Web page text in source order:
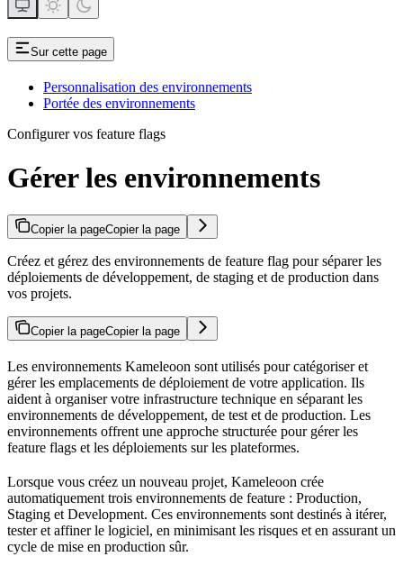
Sur cette page
Personnalisation des environnements
Portée des environnements
Configurer vos feature flags
Gérer les environnements
Copier la pageCopier la page
Créez et gérez des environnements de feature flag pour séparer les
déploiements de développement, de staging et de production dans
vos projets.
Copier la pageCopier la page
Les environnements Kameleoon sont utilisés pour catégoriser et
gérer les emplacements de déploiement de votre application. Ils
aident à organiser votre infrastructure technique en séparant les
environnements de développement, de test et de production. Les
environnements offrent une approche structurée pour gérer les
feature flags et les déploiements sur les plateformes.
Lorsque vous créez un nouveau projet, Kameleoon crée
automatiquement trois environnements de feature : Production,
Staging et Development. Ces environnements sont destinés à itérer,
tester et affiner le logiciel, en minimisant les risques et en assurant un
cycle de mise en production sûr.